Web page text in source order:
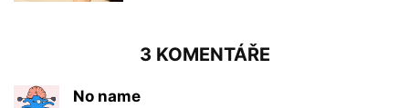
3 KOMENTÁŘE
No name